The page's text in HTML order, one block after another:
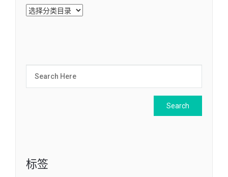
分
类
标签